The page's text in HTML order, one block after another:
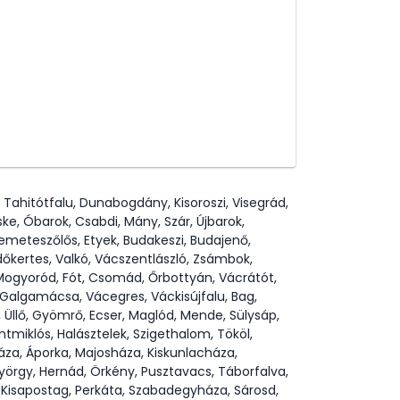
Dunabogdány, Kisoroszi, Visegrád,
Óbarok, Csabdi, Mány, Szár, Újbarok,
Etyek, Budakeszi, Budajenő,
Valkó, Vácszentlászló, Zsámbok,
Fót, Csomád, Őrbottyán, Vácrátót,
Vácegres, Váckisújfalu, Bag,
Gyömrő, Ecser, Maglód, Mende, Sülysáp,
Halásztelek, Szigethalom, Tököl,
Áporka, Majosháza, Kiskunlacháza,
Hernád, Örkény, Pusztavacs, Táborfalva,
Perkáta, Szabadegyháza, Sárosd,